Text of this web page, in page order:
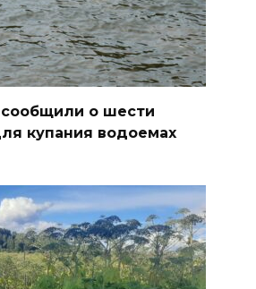
о шести
купания водоемах